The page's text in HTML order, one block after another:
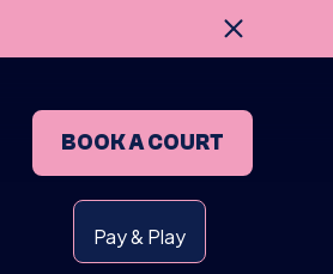
BOOK A COURT
Pay & Play